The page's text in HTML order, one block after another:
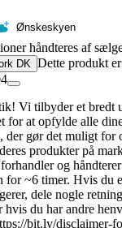
Ønskeskyen
håndteres af
DK Dette produkt
Vi tilbyder et bredt
for at opfylde alle
der gør det muligt for
produkter på
og
for ~6 timer. Hvis du
dele nogle
du har andre
bit.ly/disclaimer-